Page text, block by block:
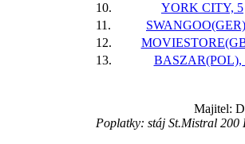
10.
YORK CITY, 5
11.
12.
13.
BASZAR(POL),
Majitel:
Poplatky: stáj St.Mistral 200